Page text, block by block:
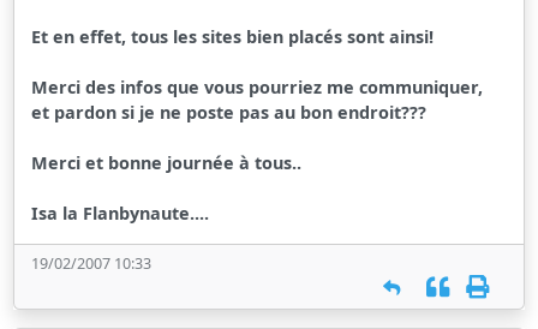
Et en effet, tous les sites bien placés sont ainsi!
Merci des infos que vous pourriez me communiquer,
et pardon si je ne poste pas au bon endroit???
Merci et bonne journée à tous..
Isa la Flanbynaute....
19/02/2007 10:33